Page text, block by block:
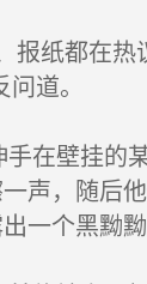
报纸都在热
道。
在壁挂的
声，随后
一个黑黝黝